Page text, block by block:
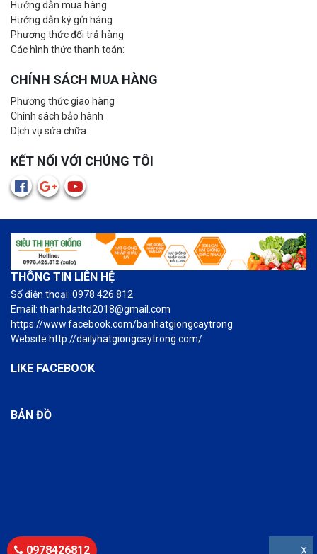
Hướng dẫn mua hàng
Hướng dẫn ký gửi hàng
Phương thức đổi trả hàng
Các hình thức thanh toán:
CHÍNH SÁCH MUA HÀNG
Phương thức giao hàng
Chính sách bảo hành
Dịch vụ sửa chữa
KẾT NỐI VỚI CHÚNG TÔI
THÔNG TIN LIÊN HỆ
Số điện thoại: 0978.426.812
Email: thanhdatltd2018@gmail.com
https://www.facebook.com/banhatgiongcaytrong
Website:http://dailyhatgiongcaytrong.com/
LIKE FACEBOOK
BẢN ĐỒ
0978426812